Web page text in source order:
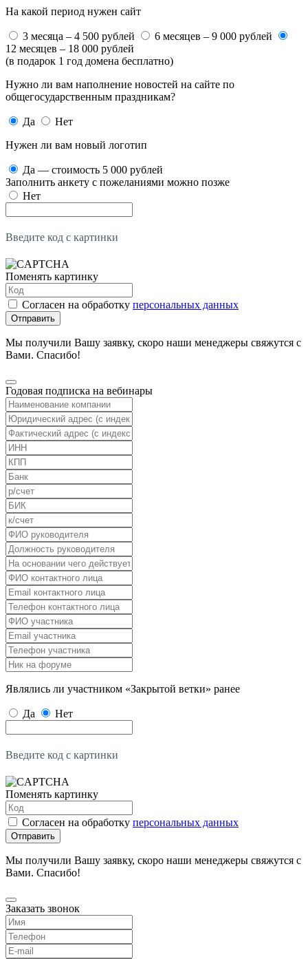
На какой период нужен сайт
3 месяца – 4 500 рублей
6 месяцев – 9 000 рублей
12 месяцев – 18 000 рублей
(в подарок 1 год домена бесплатно)
Нужно ли вам наполнение новостей на сайте по
общегосударственным праздникам?
Да
Нет
Нужен ли вам новый логотип
Да — стоимость 5 000 рублей
Заполнить анкету с пожеланиями можно позже
Нет
Введите код с картинки
Поменять картинку
Согласен на обработку персональных данных
Отправить
Мы получили Вашу заявку, скоро наши менеджеры свяжутся с
Вами. Спасибо!
Годовая подписка на вебинары
Являлись ли участником «Закрытой ветки» ранее
Да Нет
Введите код с картинки
Поменять картинку
Согласен на обработку персональных данных
Отправить
Мы получили Вашу заявку, скоро наши менеджеры свяжутся с
Вами. Спасибо!
Заказать звонок